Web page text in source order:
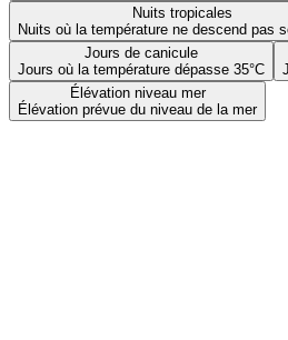
Nuits tropicales
Nuits où la température ne descend pas
Jours de canicule
Jours où la température dépasse 35°C
Élévation niveau mer
Élévation prévue du niveau de la mer